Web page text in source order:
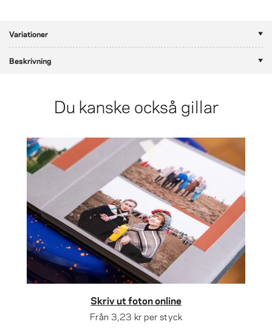
Variationer
Beskrivning
Du kanske också gillar
Skriv ut foton online
Från 3,23 kr per styck